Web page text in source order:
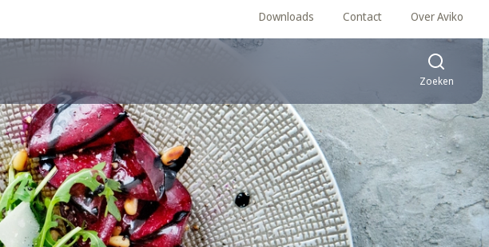
Downloads Contact Over Aviko
Zoeken